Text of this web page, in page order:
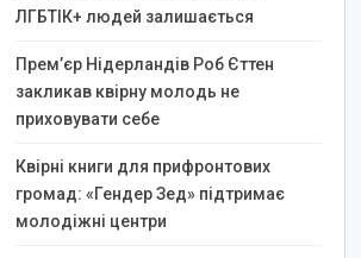
ЛГБТІК+ людей залишається
Прем’єр Нідерландів Роб Єттен
закликав квірну молодь не
приховувати себе
Квірні книги для прифронтових
громад: «Гендер Зед» підтримає
молодіжні центри